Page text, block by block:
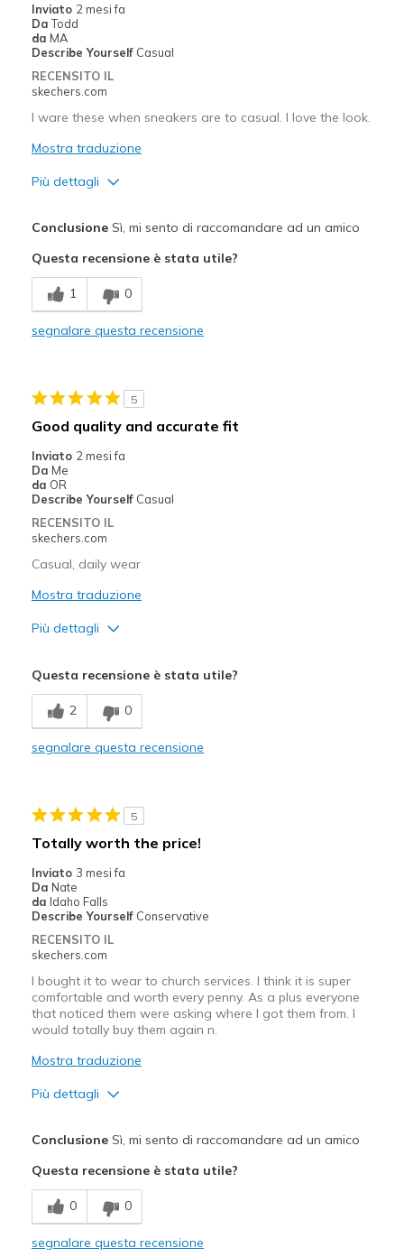
Sizing
View On Shoes
Shoes are for Wearing
Inviato 2 mesi fa
Da Todd
da MA
Describe Yourself Casual
RECENSITO IL
skechers.com
I ware these when sneakers are to casual. I love the look.
Mostra traduzione
Più dettagli
Migliori Utilizzi:
Casual Wear
Going Out
Travel
Width
Sizing
View On Shoes
I'm Into Shoes
ConclusioneSì, mi sento di raccomandare ad un amico
Questa recensione è stata utile?
1 0
segnalare questa recensione
5
Good quality and accurate fit
Inviato 2 mesi fa
Da Me
da OR
Describe Yourself Casual
RECENSITO IL
skechers.com
Casual, daily wear
Mostra traduzione
Più dettagli
Width
Sizing
Feels true to size
Questa recensione è stata utile?
2 0
segnalare questa recensione
5
Totally worth the price!
Inviato 3 mesi fa
Da Nate
da Idaho Falls
Describe Yourself Conservative
RECENSITO IL
skechers.com
I bought it to wear to church services. I think it is super
comfortable and worth every penny. As a plus everyone
that noticed them were asking where I got them from. I
would totally buy them again n.
Mostra traduzione
Più dettagli
Breathe Well
Comfortable
ConclusioneSì, mi sento di raccomandare ad un amico
Questa recensione è stata utile?
0 0
segnalare questa recensione